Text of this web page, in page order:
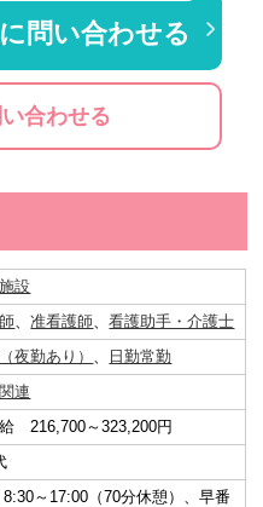
問い合わせる
合わせる
設
、准看護師 、看護助手・介護士
夜勤あり）
日勤常勤
連
216,700～323,200円
8:30～17:00（70分休憩）、早番